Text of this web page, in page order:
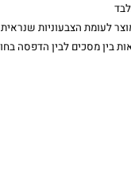
לעומת הצבעוניות
בין מסכים לבין הדפסה